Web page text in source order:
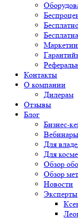
Контакты
О компании
Дилерам
Отзывы
Блог
Бизнес-
Вебинары
Для
Для
Обзор
Обзор
Новости
Эксперты